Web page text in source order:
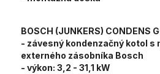
BOSCH (JUNKERS) CONDENS
- závesný kondenzačný kotol s
externého zásobníka Bosch
- výkon: 3,2 - 31,1 kW